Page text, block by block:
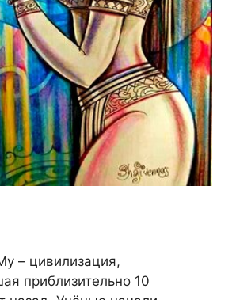
– цивилизация,
приблизительно 10